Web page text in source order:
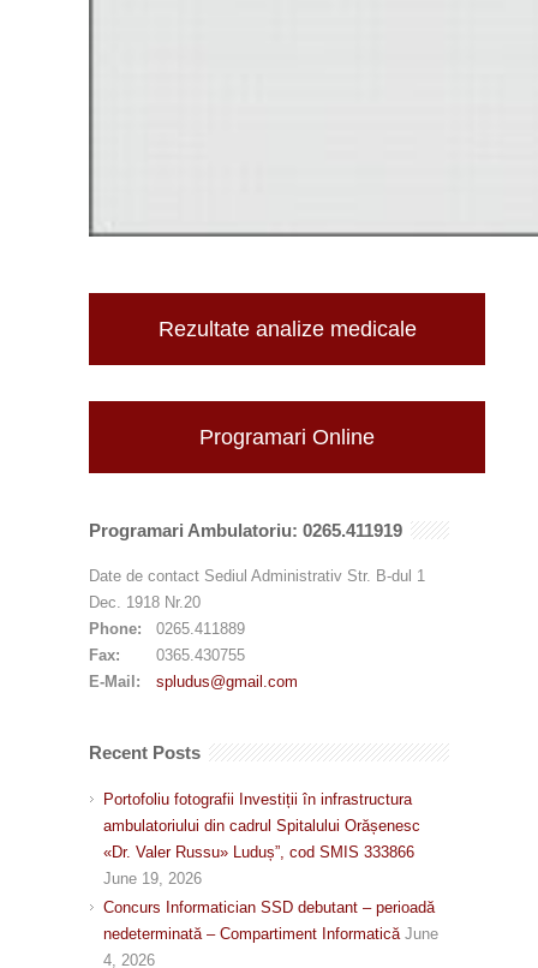
Rezultate analize medicale
Programari Online
Programari Ambulatoriu: 0265.411919
Date de contact Sediul Administrativ Str. B-dul 1
Dec. 1918 Nr.20
Phone:
0265.411889
Fax:
0365.430755
E-Mail:
spludus@gmail.com
Recent Posts
Portofoliu fotografii Investiții în infrastructura
ambulatoriului din cadrul Spitalului Orășenesc
«Dr. Valer Russu» Luduș”, cod SMIS 333866
June 19, 2026
Concurs Informatician SSD debutant – perioadă
nedeterminată – Compartiment Informatică June
4, 2026